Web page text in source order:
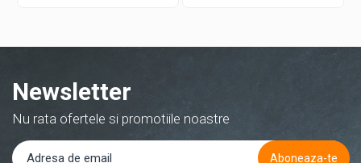
drag!
care vrea un joc interesant si
Newsletter
Nu rata ofertele si promotiile noastre